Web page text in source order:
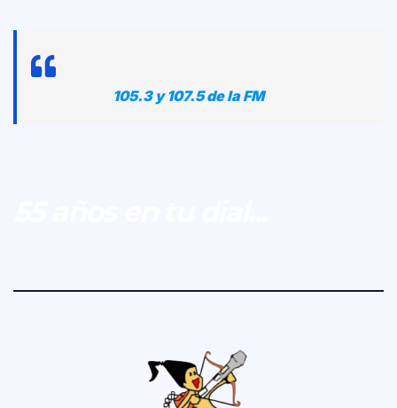
105.3 y 107.5 de la FM